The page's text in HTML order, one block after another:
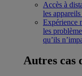
Accès à
les
Expérience
les
qu’ils
Autres cas